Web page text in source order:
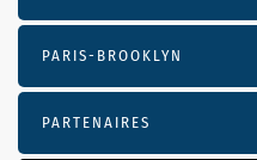
PARIS-BROOKLYN
PARTENAIRES